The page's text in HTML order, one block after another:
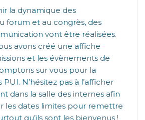
la dynamique des
forum et au congrès, des
vont être réalisées.
avons créé une affiche
et les évènements de
sur vous pour la
N’hésitez pas à l’afficher
dans la salle des internes afin
les dates limites pour remettre
qu’ils sont les bienvenus !